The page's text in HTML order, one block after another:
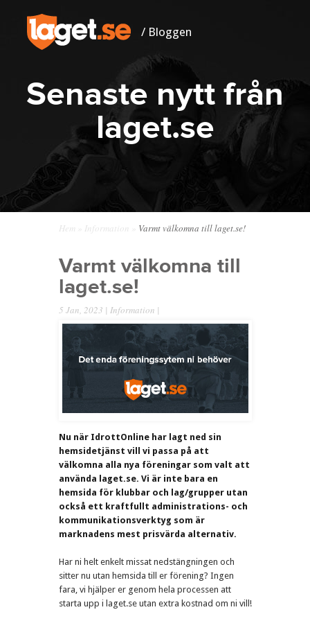
/ Bloggen
Senaste nytt från
laget.se
Hem Information Varmt välkomna till laget.se!
Varmt välkomna till
laget.se!
5 Jan, 2023 | Information |
Nu när IdrottOnline har lagt ned sin
hemsidetjänst vill vi passa på att
välkomna alla nya föreningar som valt att
använda laget.se. Vi är inte bara en
hemsida för klubbar och lag/grupper utan
också ett kraftfullt administrations- och
kommunikationsverktyg som är
marknadens mest prisvärda alternativ.
Har ni helt enkelt missat nedstängningen och
sitter nu utan hemsida till er förening? Ingen
fara, vi hjälper er genom hela processen att
starta upp i laget.se utan extra kostnad om ni vill!